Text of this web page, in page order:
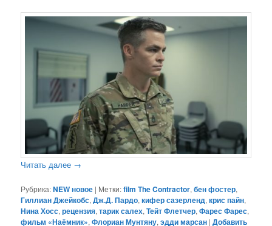
Читать далее →
Рубрика:NEW новое | Метки:film The Contractor,бен фостер,
Гиллиан Джейкобс,Дж.Д. Пардо,кифер сазерленд,крис пайн,
Нина Хосс,рецензия,тарик салех,Тейт Флетчер,Фарес Фарес,
фильм «Наёмник»,Флориан Мунтяну,эдди марсан |Добавить